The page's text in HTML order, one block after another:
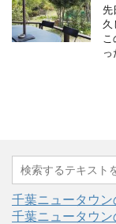
先
久
千葉ニュータウン
千葉ニュータウン